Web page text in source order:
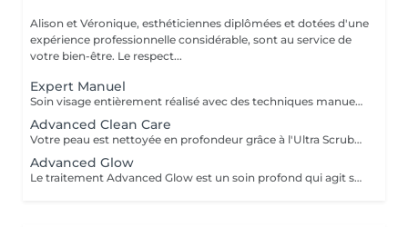
Alison et Véronique, esthéticiennes diplômées et dotées d'une
expérience professionnelle considérable, sont au service de
votre bien-être. Le respect...
Expert Manuel
Soin visage entièrement réalisé avec des techniques manuelles. Adapté à votre type de peau, c'est un nettoyage en profondeur avec la pose d'un masque spécifique. Possibilité de rajouter une extraction de comédons avec un vapozone.
Advanced Clean Care
Votre peau est nettoyée en profondeur grâce à l'Ultra Scrubber. Ce mini soin permet d'éliminer les cellules mortes de la peau, les taches pigmentaires et les toxines. Il stimule les cellules de la peau et améliore la texture de la peau.
Advanced Glow
Le traitement Advanced Glow est un soin profond qui agit sur l'oxygénation et la régénération cellulaire. Il permet de détoxifier la peau, atténuer les rides et raffermir . la micro circulation est stimulée, le teint terne , oubliez ! Lors de ce soin vous bénéficierez d'une double exfoliation(mécanique et acide), ainsi que d'une technologie haut de gamme qui apportera de l'oxygène au coeur des cellules . Convient à tout le monde , femmes enceintes également .